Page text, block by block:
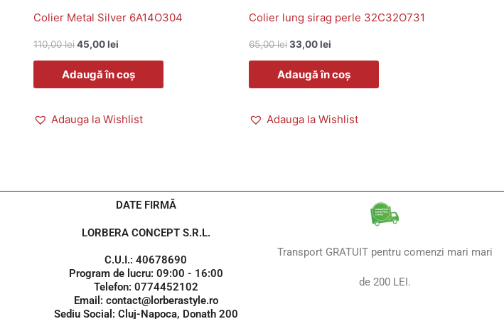
Colier Metal Silver 6A14O304
110,00lei45,00lei
Adaugă în coș
Adauga la Wishlist
Colier lung sirag perle 32C32O731
65,00lei33,00lei
Adaugă în coș
Adauga la Wishlist
DATE FIRMĂ
LORBERA CONCEPT S.R.L.
C.U.I.: 40678690
Program de lucru: 09:00 - 16:00
Telefon: 0774452102
Email: contact@lorberastyle.ro
Sediu Social: Cluj-Napoca, Donath 200
Transport GRATUIT pentru comenzi mari mari
de 200 LEI.